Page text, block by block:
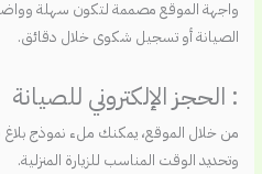
واجهة الموقع مصممة لتكون سهلة
الصيانة أو تسجيل شكوى خلال دقائق.
: الحجز الإلكتروني للصيانة
من خلال الموقع، يمكنك ملء نموذج بلاغ
وتحديد الوقت المناسب للزيارة المنزلية.